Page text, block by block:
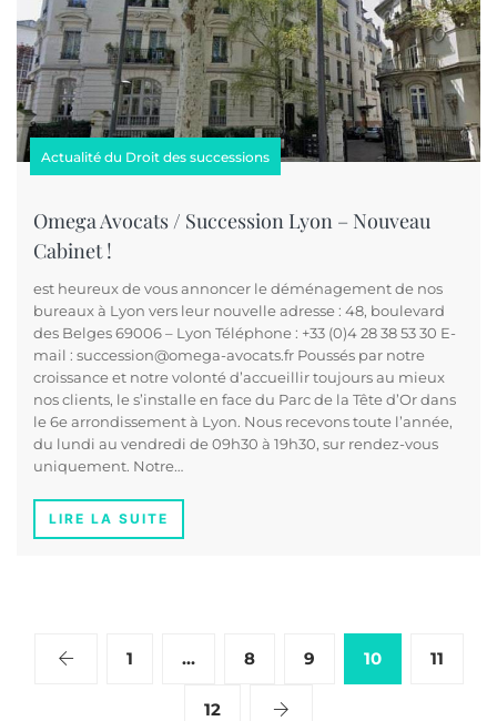
Actualité du Droit des successions
Omega Avocats / Succession Lyon – Nouveau
Cabinet !
est heureux de vous annoncer le déménagement de nos
bureaux à Lyon vers leur nouvelle adresse : 48, boulevard
des Belges 69006 – Lyon Téléphone : +33 (0)4 28 38 53 30 E-
mail : succession@omega-avocats.fr Poussés par notre
croissance et notre volonté d’accueillir toujours au mieux
nos clients, le s’installe en face du Parc de la Tête d’Or dans
le 6e arrondissement à Lyon. Nous recevons toute l’année,
du lundi au vendredi de 09h30 à 19h30, sur rendez-vous
uniquement. Notre…
LIRE LA SUITE
1 … 8 9 10 11
12